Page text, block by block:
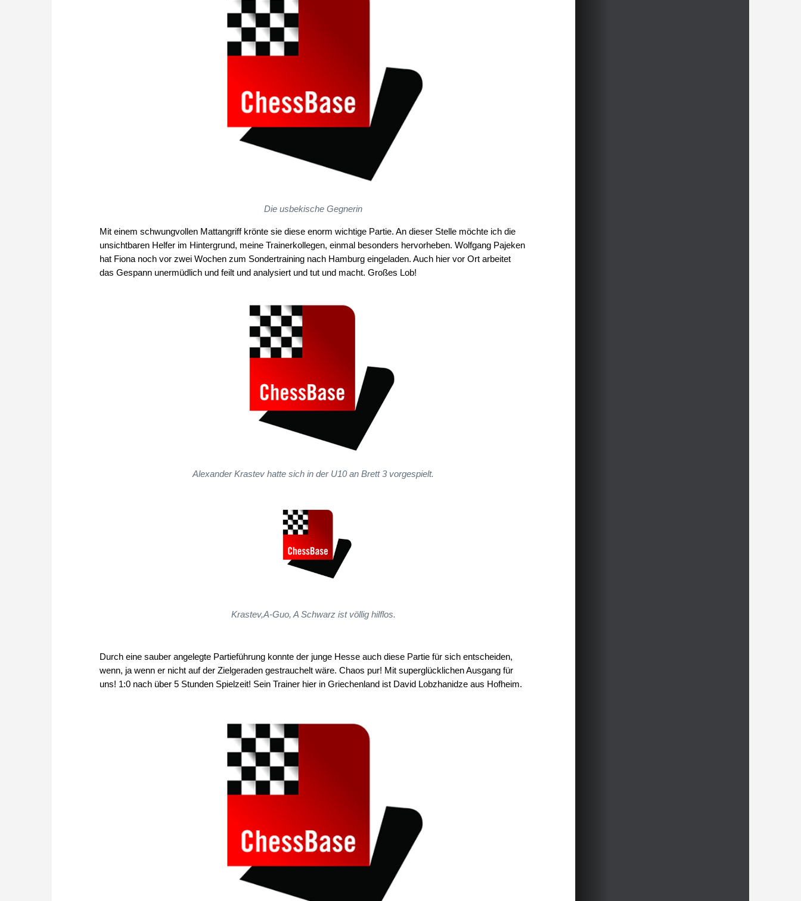
Die usbekische Gegnerin
Mit einem schwungvollen Mattangriff krönte sie diese enorm wichtige Partie. An dieser Stelle möchte ich die
unsichtbaren Helfer im Hintergrund, meine Trainerkollegen, einmal besonders hervorheben. Wolfgang Pajeken
hat Fiona noch vor zwei Wochen zum Sondertraining nach Hamburg eingeladen. Auch hier vor Ort arbeitet
das Gespann unermüdlich und feilt und analysiert und tut und macht. Großes Lob!
Alexander Krastev hatte sich in der U10 an Brett 3 vorgespielt.
Krastev,A-Guo, A Schwarz ist völlig hilflos.
Durch eine sauber angelegte Partieführung konnte der junge Hesse auch diese Partie für sich entscheiden,
wenn, ja wenn er nicht auf der Zielgeraden gestrauchelt wäre. Chaos pur! Mit superglücklichen Ausgang für
uns! 1:0 nach über 5 Stunden Spielzeit! Sein Trainer hier in Griechenland ist David Lobzhanidze aus Hofheim.